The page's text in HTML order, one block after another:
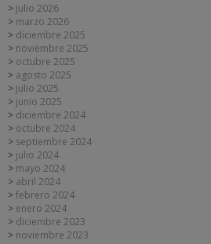
julio 2026
marzo 2026
diciembre 2025
noviembre 2025
octubre 2025
agosto 2025
julio 2025
junio 2025
diciembre 2024
octubre 2024
septiembre 2024
julio 2024
mayo 2024
abril 2024
febrero 2024
enero 2024
diciembre 2023
noviembre 2023